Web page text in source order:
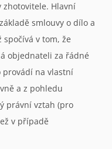
zhotovitele. Hlavní
smlouvy o dílo a
v tom, že
objednateli za řádné
provádí na vlastní
a z pohledu
právní vztah (pro
v případě